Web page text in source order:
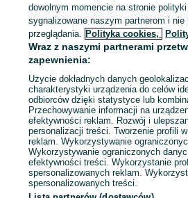
KATEGORIA
ID:989220750
Zadzwoń / SMS
dowolnym momencie na stronie
sygnalizowane naszym partnerom i nie
przeglądania. Polityka cookies,
Wraz z naszymi partnerami
zapewnienia:
Użycie dokładnych danych
charakterystyki urządzenia do celów
odbiorców dzięki statystyce lub
Przechowywanie informacji na
efektywności reklam. Rozwój i
personalizacji treści. Tworzenie profili
reklam. Wykorzystywanie
Wykorzystywanie ograniczonych
efektywności treści. Wykorzystanie
spersonalizowanych reklam.
spersonalizowanych treści.